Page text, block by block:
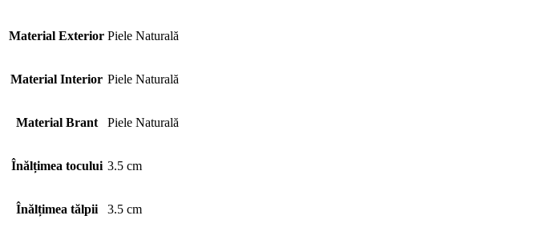
Material Exterior Piele Naturală
Material Interior Piele Naturală
Material Brant Piele Naturală
Înălțimea tocului 3.5 cm
Înălțimea tălpii 3.5 cm